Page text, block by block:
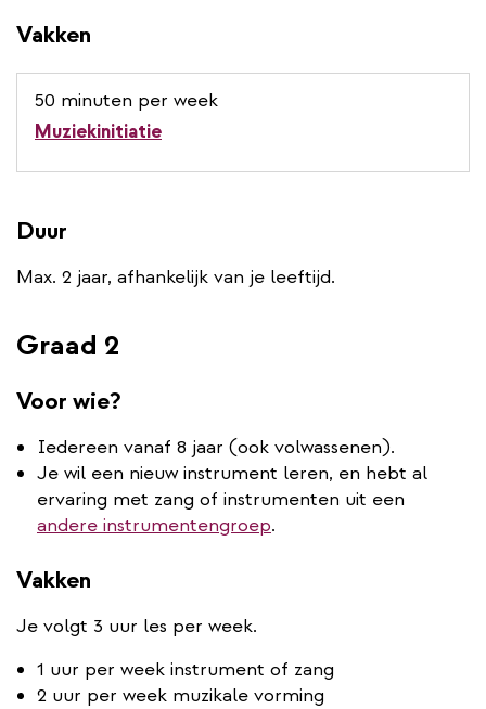
Vakken
50 minuten per week
Muziekinitiatie
Duur
Max. 2 jaar, afhankelijk van je leeftijd.
Graad 2
Voor wie?
Iedereen vanaf 8 jaar (ook volwassenen).
Je wil een nieuw instrument leren, en hebt al
ervaring met zang of instrumenten uit een
andere instrumentengroep.
Vakken
Je volgt 3 uur les per week.
1 uur per week instrument of zang
2 uur per week muzikale vorming